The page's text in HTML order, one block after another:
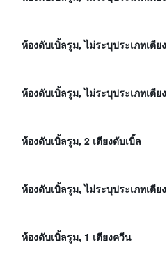
ห้องดับเบิ้ลรูม, ไม่ระบุประเภทเตียง
ห้องดับเบิ้ลรูม, ไม่ระบุประเภทเตียง
ห้องดับเบิ้ลรูม, 2 เตียงดับเบิ้ล
ห้องดับเบิ้ลรูม, ไม่ระบุประเภทเตียง
ห้องดับเบิ้ลรูม, 1 เตียงควีน